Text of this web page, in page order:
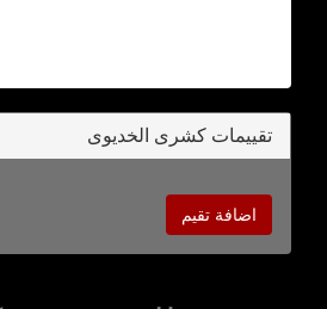
تقييمات كشرى الخديوى
اضافة تقيم